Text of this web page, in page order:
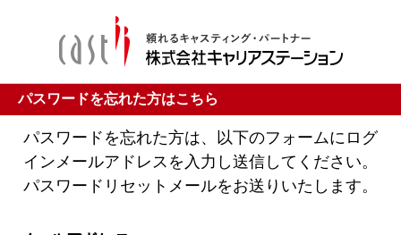
パスワードを忘れた方はこちら
パスワードを忘れた方は、以下のフォームにログ
インメールアドレスを入力し送信してください。
パスワードリセットメールをお送りいたします。